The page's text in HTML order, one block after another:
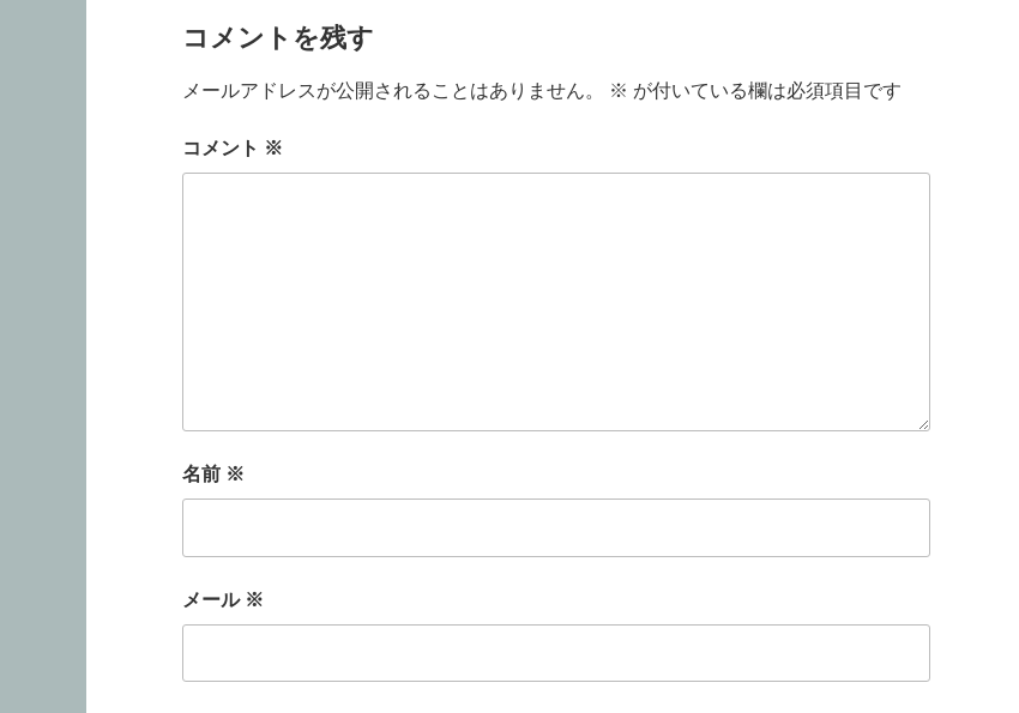
コメントを残す
メールアドレスが公開されることはありません。 ※ が付いている欄は必須項目です
コメント ※
名前 ※
メール ※